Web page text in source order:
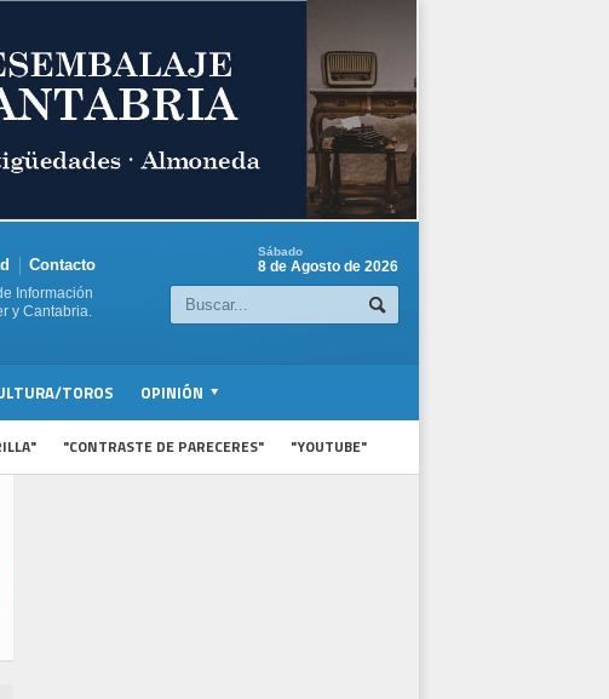
Contacto
Información
y Cantabria.
Sábado
8 de Agosto de 2026
TOROS OPINIÓN
"CONTRASTE DE PARECERES" "YOUTUBE"